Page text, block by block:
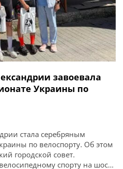
завоевала
Украины по
стала серебряным
по велоспорту. Об этом
городской совет.
спорту на шоссе